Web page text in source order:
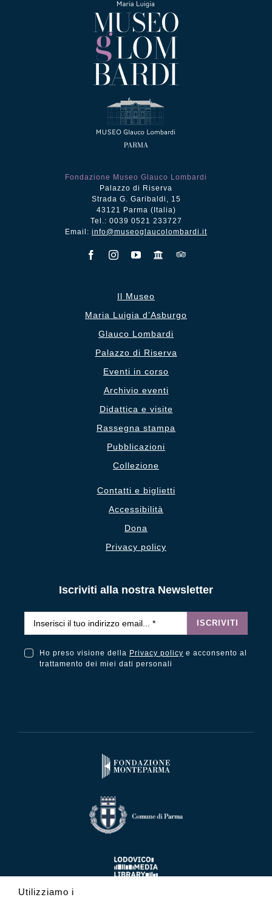
Fondazione Museo Glauco Lombardi
Palazzo di Riserva
Strada G. Garibaldi, 15
43121 Parma (Italia)
Tel.: 0039 0521 233727
Email: info@museoglaucolombardi.it
Il Museo
Maria Luigia d’Asburgo
Glauco Lombardi
Palazzo di Riserva
Eventi in corso
Archivio eventi
Didattica e visite
Rassegna stampa
Pubblicazioni
Collezione
Contatti e biglietti
Accessibilità
Dona
Privacy policy
Iscriviti alla nostra Newsletter
ISCRIVITI
Ho preso visione della Privacy policy e acconsento al
trattamento dei miei dati personali
Utilizziamo i